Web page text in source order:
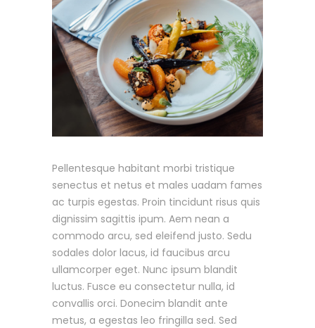
Pellentesque habitant morbi tristique
senectus et netus et males uadam fames
ac turpis egestas. Proin tincidunt risus quis
dignissim sagittis ipum. Aem nean a
commodo arcu, sed eleifend justo. Sedu
sodales dolor lacus, id faucibus arcu
ullamcorper eget. Nunc ipsum blandit
luctus. Fusce eu consectetur nulla, id
convallis orci. Donecim blandit ante
metus, a egestas leo fringilla sed. Sed